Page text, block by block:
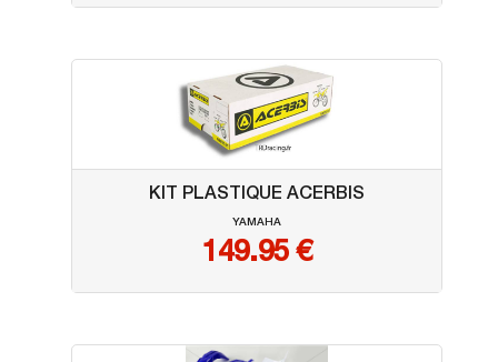
KIT PLASTIQUE ACERBIS
YAMAHA
149.95€